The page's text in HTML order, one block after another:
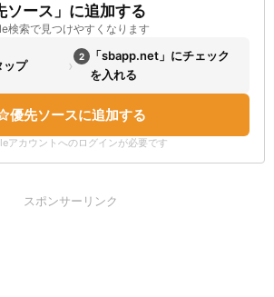
ソース」に追加する
検索で見つけやすくなります
ップ › 2
「sbapp.net」にチェック
を入れる
優先ソースに追加する
アカウントへのログインが必要です
スポンサーリンク